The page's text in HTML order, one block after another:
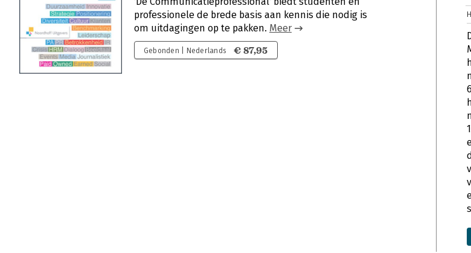
professionele de brede basis aan kennis die nodig is
om uitdagingen op te pakken. Meer
Gebonden | Nederlands € 87,95